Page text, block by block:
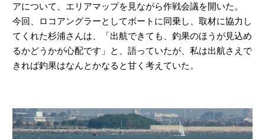
アについて、エリアマップを見ながら作戦会議を開いた。
今回、ロコアングラーとしてボートに同乗し、取材に協力し
てくれた杉浦さんは、「出航できても、釣果のほうが見込め
るかどうかが心配です」と、語っていたが、私は出航さえで
きれば釣果はなんとかなると甘く考えていた。